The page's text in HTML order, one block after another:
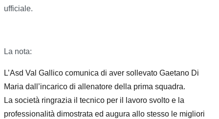
ufficiale.
La nota:
L’Asd Val Gallico comunica di aver sollevato Gaetano Di
Maria dall’incarico di allenatore della prima squadra.
La società ringrazia il tecnico per il lavoro svolto e la
professionalità dimostrata ed augura allo stesso le migliori